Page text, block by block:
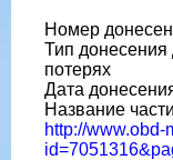
Номер
Тип донесения
потерях
Дата
Название
http://www.obd-